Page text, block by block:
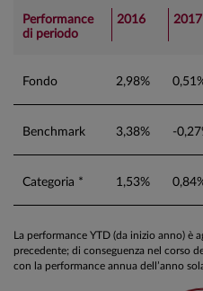
Performance
di periodo
2016 2017
Fondo 2,98%
Benchmark 3,38% -
Categoria * 1,53%
La performance YTD (da inizio anno) è
precedente; di conseguenza nel corso
con la performance annua dell’anno